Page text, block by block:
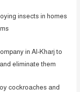
insects in homes
in Al-Kharj to
eliminate them.
cockroaches and